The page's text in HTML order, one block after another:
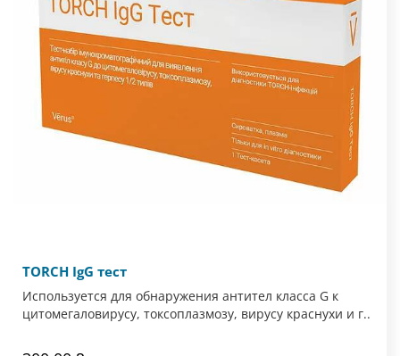
TORCH IgG тест
Используется для обнаружения антител класса G к
цитомегаловирусу, токсоплазмозу, вирусу краснухи и г..